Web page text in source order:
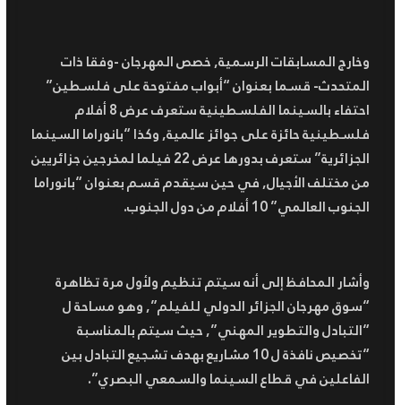
وخارج المسابقات الرسمية, خصص المهرجان -وفقا ذات
المتحدث- قسما بعنوان “أبواب مفتوحة على فلسطين”
احتفاء بالسينما الفلسطينية ستعرف عرض 8 أفلام
فلسطينية حائزة على جوائز عالمية, وكذا “بانوراما السينما
الجزائرية” ستعرف بدورها عرض 22 فيلما لمخرجين جزائريين
من مختلف الأجيال, في حين سيقدم قسم بعنوان “بانوراما
الجنوب العالمي” 10 أفلام من دول الجنوب.
وأشار المحافظ إلى أنه سيتم تنظيم ولأول مرة تظاهرة
“سوق مهرجان الجزائر الدولي للفيلم”, وهو مساحة ل
“التبادل والتطوير المهني”, حيث سيتم بالمناسبة
“تخصيص نافذة ل 10 مشاريع بهدف تشجيع التبادل بين
الفاعلين في قطاع السينما والسمعي البصري”.